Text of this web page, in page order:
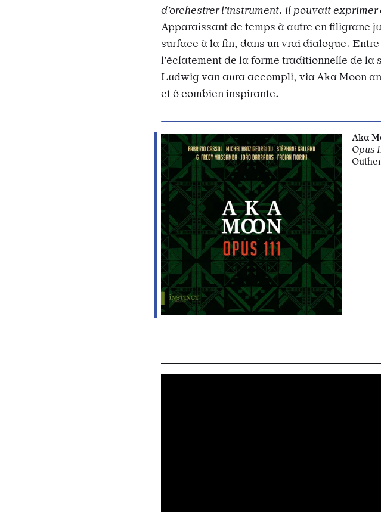
d’orchestrer l’instrument, il pouvait exprimer
Apparaissant de temps à autre en filigrane
surface à la fin, dans un vrai dialogue.
l’éclatement de la forme traditionnelle de la
Ludwig van aura accompli, via Aka Moon
et ô combien inspirante.
Aka
Opus